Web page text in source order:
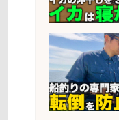
の魚と馬
正社員募
会社名
天
の